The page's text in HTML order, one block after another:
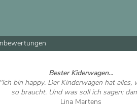
Bester Kiderwagen...
"Ich bin happy. Der Kinderwagen hat alles,
so braucht. Und was soll ich sagen:
Lina Martens